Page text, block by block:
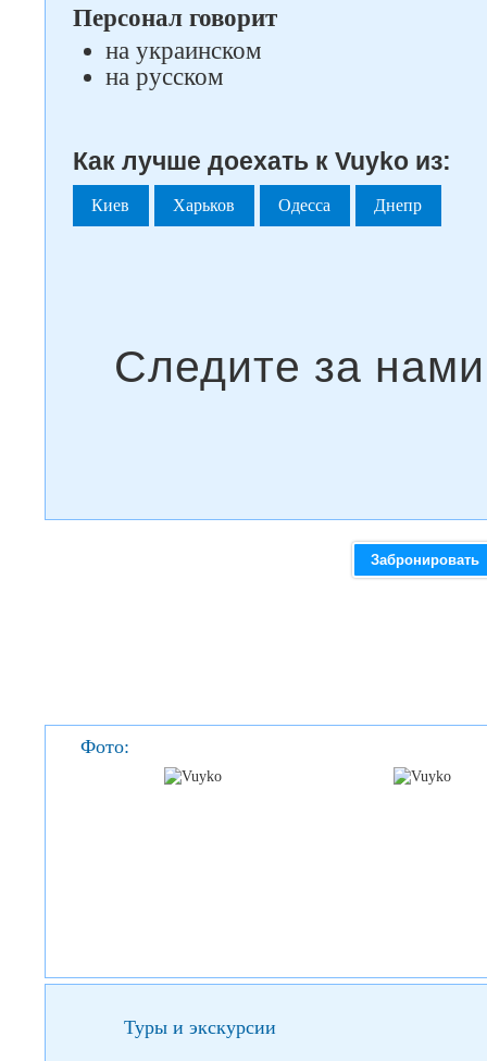
Персонал говорит
на украинском
на русском
Как лучше доехать к Vuyko из:
Киев Харьков Одесса Днепр
Забронировать
Фото:
Туры и экскурсии